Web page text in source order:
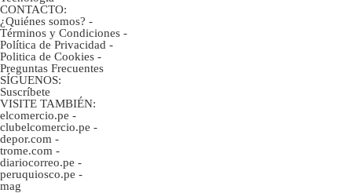
CONTACTO:
¿Quiénes somos? -
Términos y Condiciones -
Política de Privacidad -
Politica de Cookies -
Preguntas Frecuentes
SÍGUENOS:
Suscríbete
VISITE TAMBIÉN:
elcomercio.pe -
clubelcomercio.pe -
depor.com -
trome.com -
diariocorreo.pe -
peruquiosco.pe -
mag